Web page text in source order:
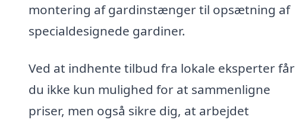
montering af gardinstænger til opsætning af
specialdesignede gardiner.
Ved at indhente tilbud fra lokale eksperter får
du ikke kun mulighed for at sammenligne
priser, men også sikre dig, at arbejdet